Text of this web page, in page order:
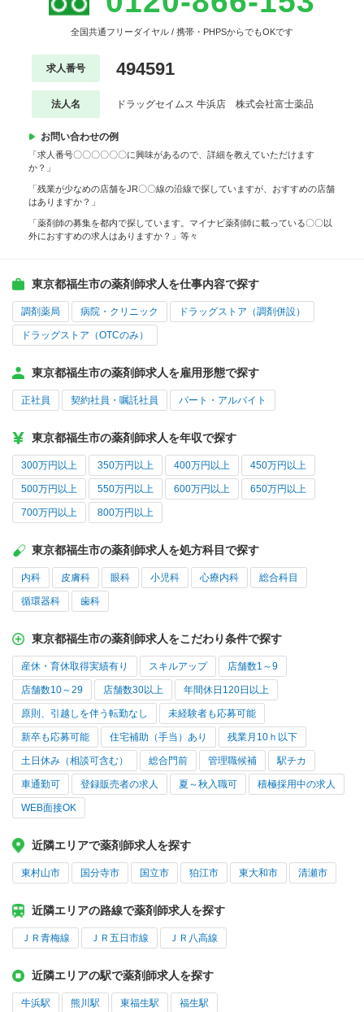
全国共通フリーダイヤル / 携帯・PHPSからでもOKです
求人番号 494591
法人名 ドラッグセイムス 牛浜店 株式会社富士薬品
お問い合わせの例
「求人番号〇〇〇〇〇〇に興味があるので、詳細を教えていただけます
か？」
「残業が少なめの店舗をJR〇〇線の沿線で探していますが、おすすめの店舗
はありますか？」
「薬剤師の募集を都内で探しています。マイナビ薬剤師に載っている〇〇以
外におすすめの求人はありますか？」等々
東京都福生市の薬剤師求人を仕事内容で探す
調剤薬局 病院・クリニック ドラッグストア（調剤併設）
ドラッグストア（OTCのみ）
東京都福生市の薬剤師求人を雇用形態で探す
正社員 契約社員・嘱託社員 パート・アルバイト
東京都福生市の薬剤師求人を年収で探す
300万円以上 350万円以上 400万円以上 450万円以上
500万円以上 550万円以上 600万円以上 650万円以上
700万円以上 800万円以上
東京都福生市の薬剤師求人を処方科目で探す
内科 皮膚科 眼科 小児科 心療内科 総合科目
循環器科 歯科
東京都福生市の薬剤師求人をこだわり条件で探す
産休・育休取得実績有り スキルアップ 店舗数1～9
店舗数10～29 店舗数30以上 年間休日120日以上
原則、引越しを伴う転勤なし 未経験者も応募可能
新卒も応募可能 住宅補助（手当）あり 残業月10ｈ以下
土日休み（相談可含む） 総合門前 管理職候補 駅チカ
車通勤可 登録販売者の求人 夏～秋入職可 積極採用中の求人
WEB面接OK
近隣エリアで薬剤師求人を探す
東村山市 国分寺市 国立市 狛江市 東大和市 清瀬市
近隣エリアの路線で薬剤師求人を探す
ＪＲ青梅線 ＪＲ五日市線 ＪＲ八高線
近隣エリアの駅で薬剤師求人を探す
牛浜駅 熊川駅 東福生駅 福生駅